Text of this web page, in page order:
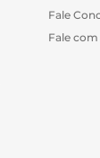
Fale
Fale